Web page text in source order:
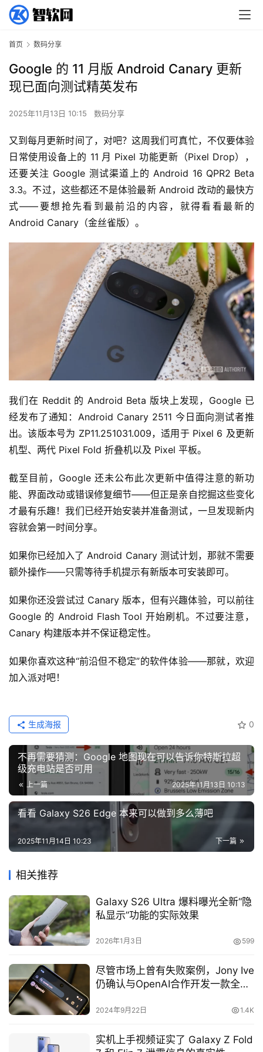
首页 数码分享
Google 的 11 月版 Android Canary 更新
现已面向测试精英发布
2025年11月13日 10:15 数码分享
又到每月更新时间了，对吧？这周我们可真忙，不仅要体验
日常使用设备上的 11 月 Pixel 功能更新（Pixel Drop），
还要关注 Google 测试渠道上的 Android 16 QPR2 Beta
3.3。不过，这些都还不是体验最新 Android 改动的最快方
式——要想抢先看到最前沿的内容，就得看看最新的
Android Canary（金丝雀版）。
我们在 Reddit 的 Android Beta 版块上发现，Google 已
经发布了通知：Android Canary 2511 今日面向测试者推
出。该版本号为 ZP11.251031.009，适用于 Pixel 6 及更新
机型、两代 Pixel Fold 折叠机以及 Pixel 平板。
截至目前，Google 还未公布此次更新中值得注意的新功
能、界面改动或错误修复细节——但正是亲自挖掘这些变化
才最有乐趣！我们已经开始安装并准备测试，一旦发现新内
容就会第一时间分享。
如果你已经加入了 Android Canary 测试计划，那就不需要
额外操作——只需等待手机提示有新版本可安装即可。
如果你还没尝试过 Canary 版本，但有兴趣体验，可以前往
Google 的 Android Flash Tool 开始刷机。不过要注意，
Canary 构建版本并不保证稳定性。
如果你喜欢这种“前沿但不稳定”的软件体验——那就，欢迎
加入派对吧！
0
生成海报
不再需要猜测：Google 地图现在可以告诉你特斯拉超
级充电站是否可用
上一篇 2025年11月13日 10:13
看看 Galaxy S26 Edge 本来可以做到多么薄吧
下一篇
2025年11月14日 10:23
相关推荐
Galaxy S26 Ultra 爆料曝光全新“隐
私显示”功能的实际效果
2026年1月3日 599
尽管市场上曾有失败案例，Jony Ive
仍确认与OpenAI合作开发一款全新
2024年9月22日 1.4K
实机上手视频证实了 Galaxy Z Fold